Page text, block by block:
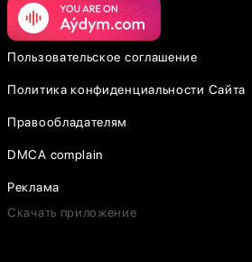
Пользовательское соглашение
Политика конфиденциальности Сайта
Правообладателям
DMCA complain
Реклама
Скачать приложение